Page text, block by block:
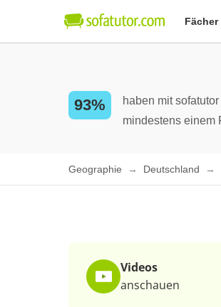
93%
haben mit
mindestens einem
Geographie Deutschland
Videos
anschauen